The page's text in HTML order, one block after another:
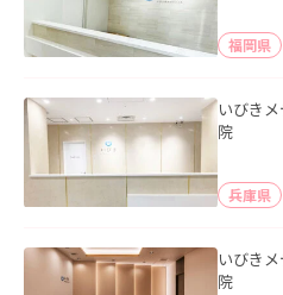
福岡県
いびき
院
兵庫県
いびき
院